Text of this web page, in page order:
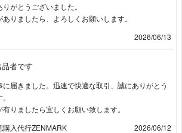
がとうございました。
ありましたら、よろしくお願いします。
2026/06/13
者です
に届きました。迅速で快適な取引、誠にありがとう
有りましたら宜しくお願い致します。
購入代行ZENMARK
2026/06/12